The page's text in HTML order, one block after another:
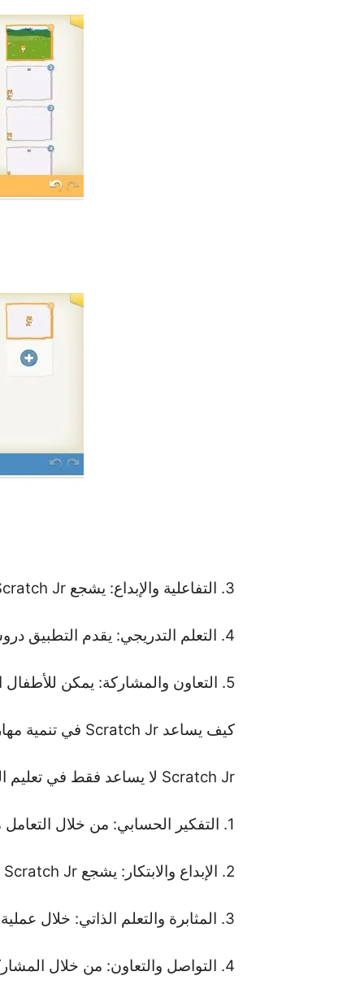
3. التفاعلية والإبداع: يشجع Scratch Jr
4. التعلم التدريجي: يقدم التطبيق دروسًا تعليمية تدريجية لمساعدة
5. التعاون والمشاركة: يمكن للأطفال المشاركة في مشاريع مشتركة والتعاون على إنشاء محتوى جديد.
كيف يساعد Scratch Jr في تنمية مهارات الأطفال؟
Scratch Jr لا يساعد فقط في تعليم البرمجة، ولكنه أيضًا يعزز مجموعة واسعة من المهارات الأساسية لدى
1. التفكير الحسابي: من خلال التعامل مع الكتل البرمجية والربط بينها، يتطور لدى
2. الإبداع والابتكار: يشجع Scratch Jr
3. المثابرة والتعلم الذاتي: خلال عملية التجريب والتعديل على مشاريعهم، يكتسب
4. التواصل والتعاون: من خلال المشاركة في مشاريع جماعية، يتطور لدى